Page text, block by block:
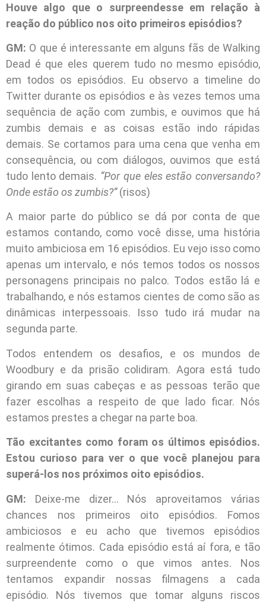
Houve algo que o surpreendesse em relação à
reação do público nos oito primeiros episódios?
GM: O que é interessante em alguns fãs de Walking
Dead é que eles querem tudo no mesmo episódio,
em todos os episódios. Eu observo a timeline do
Twitter durante os episódios e às vezes temos uma
sequência de ação com zumbis, e ouvimos que há
zumbis demais e as coisas estão indo rápidas
demais. Se cortamos para uma cena que venha em
consequência, ou com diálogos, ouvimos que está
tudo lento demais. “Por que eles estão conversando?
Onde estão os zumbis?”(risos)
A maior parte do público se dá por conta de que
estamos contando, como você disse, uma história
muito ambiciosa em 16 episódios. Eu vejo isso como
apenas um intervalo, e nós temos todos os nossos
personagens principais no palco. Todos estão lá e
trabalhando, e nós estamos cientes de como são as
dinâmicas interpessoais. Isso tudo irá mudar na
segunda parte.
Todos entendem os desafios, e os mundos de
Woodbury e da prisão colidiram. Agora está tudo
girando em suas cabeças e as pessoas terão que
fazer escolhas a respeito de que lado ficar. Nós
estamos prestes a chegar na parte boa.
Tão excitantes como foram os últimos episódios.
Estou curioso para ver o que você planejou para
superá-los nos próximos oito episódios.
GM: Deixe-me dizer… Nós aproveitamos várias
chances nos primeiros oito episódios. Fomos
ambiciosos e eu acho que tivemos episódios
realmente ótimos. Cada episódio está aí fora, e tão
surpreendente como o que vimos antes. Nos
tentamos expandir nossas filmagens a cada
episódio. Nós tivemos que tomar alguns riscos